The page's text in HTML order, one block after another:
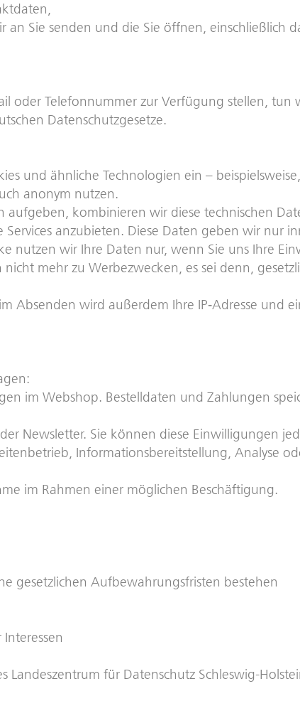
Sie senden und die Sie öffnen, einschließlich
oder Telefonnummer zur Verfügung stellen, tun
Datenschutzgesetze.
und ähnliche Technologien ein –
anonym nutzen.
kombinieren wir diese technischen
anzubieten. Diese Daten geben wir nur
nutzen wir Ihre Daten nur, wenn Sie uns Ihre
mehr zu Werbezwecken, es sei denn,
Absenden wird außerdem Ihre IP‑Adresse und
im Webshop. Bestelldaten und Zahlungen
Newsletter. Sie können diese Einwilligungen
Informationsbereitstellung, Analyse
im Rahmen einer möglichen Beschäftigung.
gesetzlichen Aufbewahrungsfristen bestehen
Landeszentrum für Datenschutz Schleswig-